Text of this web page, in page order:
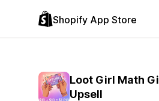
Shopify App Store
Loot Girl Math
Upsell